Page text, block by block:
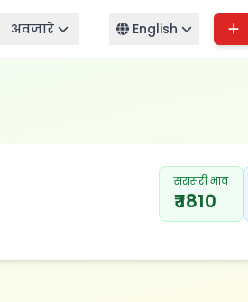
अवजारे English
सरासरी भाव
₹ 1810